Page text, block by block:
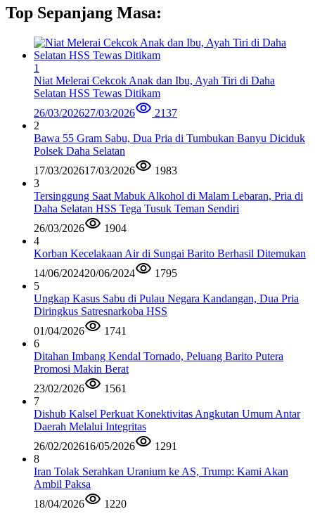
Top Sepanjang Masa:
1
Niat Melerai Cekcok Anak dan Ibu, Ayah Tiri di Daha
Selatan HSS Tewas Ditikam
26/03/202627/03/2026
2137
2
Bawa 55 Gram Sabu, Dua Pria di Tumbukan Banyu Diciduk
Polsek Daha Selatan
17/03/202617/03/2026
1983
3
Tersinggung Saat Mabuk Alkohol di Malam Lebaran, Pria di
Daha Selatan HSS Tega Tusuk Teman Sendiri
26/03/2026
1904
4
Korban Kecelakaan Air di Sungai Barito Berhasil Ditemukan
14/06/202420/06/2024
1795
5
Ungkap Kasus Sabu di Pulau Negara Kandangan, Dua Pria
Diringkus Satresnarkoba HSS
01/04/2026
1741
6
Ditahan Imbang Kendal Tornado, Peluang Barito Putera
Promosi Makin Berat
23/02/2026
1561
7
Dishub Kalsel Perkuat Konektivitas Angkutan Umum Antar
Daerah Melalui Integritas
26/02/202616/05/2026
1291
8
Iran Tolak Serahkan Uranium ke AS, Trump: Kami Akan
Ambil Paksa
18/04/2026
1220